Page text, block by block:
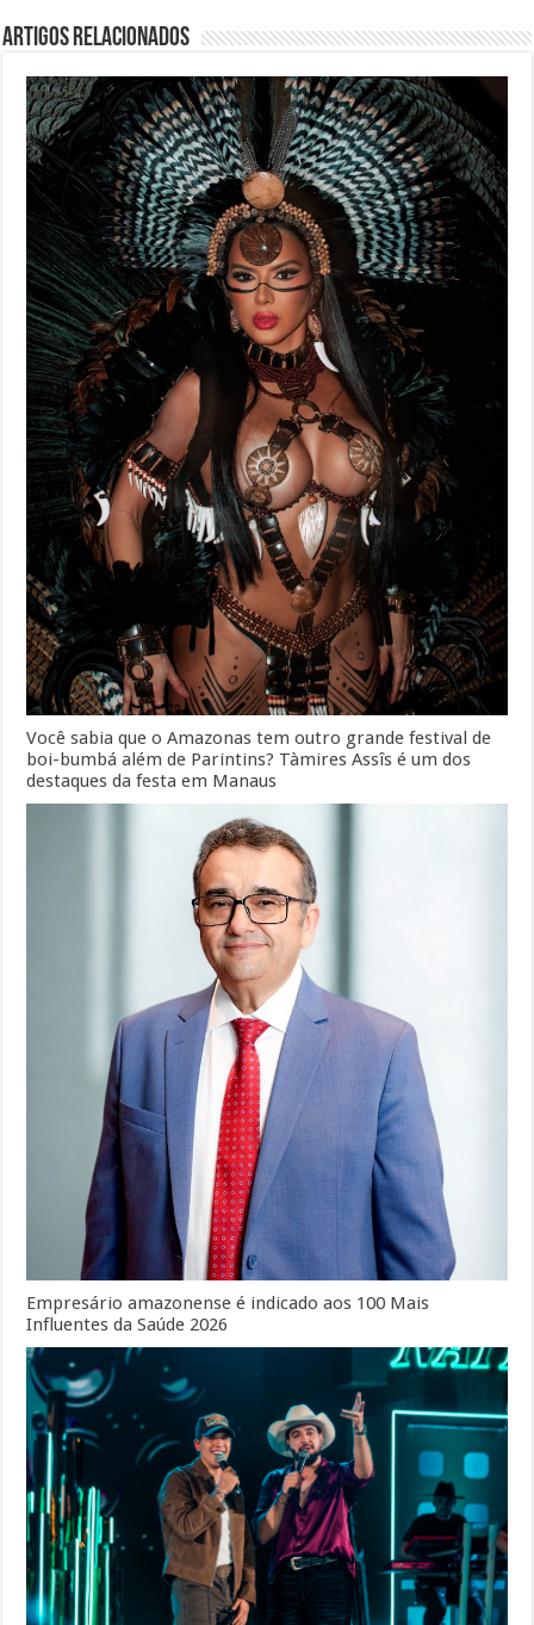
Artigos Relacionados
Você sabia que o Amazonas tem outro grande festival de
boi-bumbá além de Parintins? Tàmires Assîs é um dos
destaques da festa em Manaus
Empresário amazonense é indicado aos 100 Mais
Influentes da Saúde 2026